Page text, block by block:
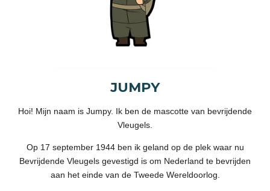
JUMPY
Hoi! Mijn naam is Jumpy. Ik ben de mascotte van bevrijdende
Vleugels.
Op 17 september 1944 ben ik geland op de plek waar nu
Bevrijdende Vleugels gevestigd is om Nederland te bevrijden
aan het einde van de Tweede Wereldoorlog.